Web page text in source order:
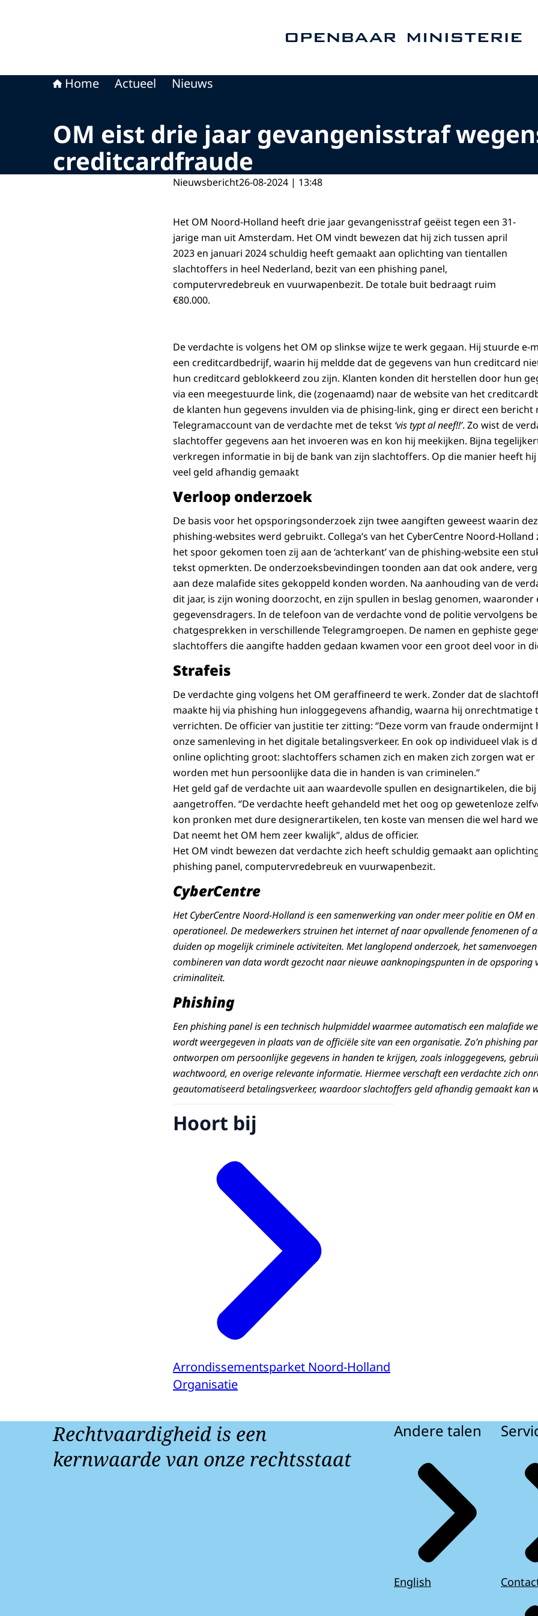
Home Actueel Nieuws
OM eist drie jaar gevangenisstraf
creditcardfraude
Nieuwsbericht26-08-2024 | 13:48
Het OM Noord-Holland heeft drie jaar gevangenisstraf geëist tegen een 31-
jarige man uit Amsterdam. Het OM vindt bewezen dat hij zich tussen april
2023 en januari 2024 schuldig heeft gemaakt aan oplichting van tientallen
slachtoffers in heel Nederland, bezit van een phishing panel,
computervredebreuk en vuurwapenbezit. De totale buit bedraagt ruim
€80.000.
De verdachte is volgens het OM op slinkse wijze te werk gegaan. Hij stuurde e-
een creditcardbedrijf, waarin hij meldde dat de gegevens van hun creditcard
hun creditcard geblokkeerd zou zijn. Klanten konden dit herstellen door hun
via een meegestuurde link, die (zogenaamd) naar de website van het
de klanten hun gegevens invulden via de phising-link, ging er direct een bericht
Telegramaccount van de verdachte met de tekst ‘vis typt al neef!!’. Zo wist de
slachtoffer gegevens aan het invoeren was en kon hij meekijken. Bijna
verkregen informatie in bij de bank van zijn slachtoffers. Op die manier heeft
veel geld afhandig gemaakt
Verloop onderzoek
De basis voor het opsporingsonderzoek zijn twee aangiften geweest waarin
phishing-websites werd gebruikt. Collega’s van het CyberCentre Noord-
het spoor gekomen toen zij aan de ‘achterkant’ van de phishing-website een
tekst opmerkten. De onderzoeksbevindingen toonden aan dat ook andere,
aan deze malafide sites gekoppeld konden worden. Na aanhouding van de
dit jaar, is zijn woning doorzocht, en zijn spullen in beslag genomen, waaronder
gegevensdragers. In de telefoon van de verdachte vond de politie vervolgens
chatgesprekken in verschillende Telegramgroepen. De namen en gephiste
slachtoffers die aangifte hadden gedaan kwamen voor een groot deel voor in
Strafeis
De verdachte ging volgens het OM geraffineerd te werk. Zonder dat de
maakte hij via phishing hun inloggegevens afhandig, waarna hij onrechtmatige
verrichten. De officier van justitie ter zitting: ‘’Deze vorm van fraude
onze samenleving in het digitale betalingsverkeer. En ook op individueel vlak is
online oplichting groot: slachtoffers schamen zich en maken zich zorgen wat er
worden met hun persoonlijke data die in handen is van criminelen.’’
Het geld gaf de verdachte uit aan waardevolle spullen en designartikelen, die
aangetroffen. ‘’De verdachte heeft gehandeld met het oog op gewetenloze
kon pronken met dure designerartikelen, ten koste van mensen die wel hard
Dat neemt het OM hem zeer kwalijk’’, aldus de officier.
Het OM vindt bewezen dat verdachte zich heeft schuldig gemaakt aan
phishing panel, computervredebreuk en vuurwapenbezit.
CyberCentre
Het CyberCentre Noord-Holland is een samenwerking van onder meer politie en OM
operationeel. De medewerkers struinen het internet af naar opvallende fenomenen of
duiden op mogelijk criminele activiteiten. Met langlopend onderzoek, het
combineren van data wordt gezocht naar nieuwe aanknopingspunten in de opsporing
criminaliteit.
Phishing
Een phishing panel is een technisch hulpmiddel waarmee automatisch een malafide
wordt weergegeven in plaats van de officiële site van een organisatie. Zo’n phishing
ontworpen om persoonlijke gegevens in handen te krijgen, zoals inloggegevens,
wachtwoord, en overige relevante informatie. Hiermee verschaft een verdachte zich
geautomatiseerd betalingsverkeer, waardoor slachtoffers geld afhandig gemaakt kan
Hoort bij
Arrondissementsparket Noord-Holland
Organisatie
Rechtvaardigheid is een
kernwaarde van onze rechtsstaat
Andere talen
English